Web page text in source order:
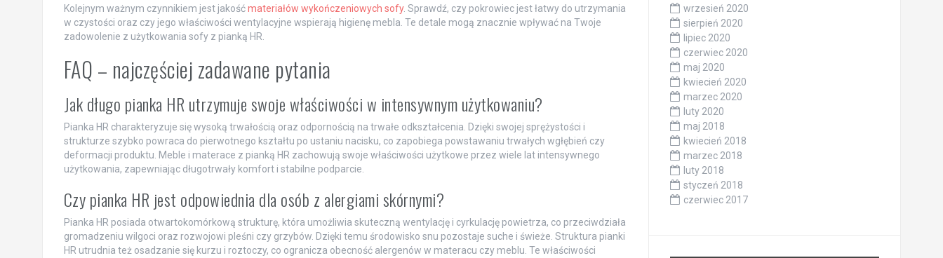
Kolejnym ważnym czynnikiem jest jakośćmateriałów wykończeniowych sofy. Sprawdź, czy pokrowiec jest łatwy do utrzymania
w czystości oraz czy jego właściwości wentylacyjne wspierają higienę mebla. Te detale mogą znacznie wpływać na Twoje
zadowolenie z użytkowania sofy z pianką HR.
FAQ – najczęściej zadawane pytania
Jak długo pianka HR utrzymuje swoje właściwości w intensywnym użytkowaniu?
Pianka HR charakteryzuje się wysoką trwałością oraz odpornością na trwałe odkształcenia. Dzięki swojej sprężystości i
strukturze szybko powraca do pierwotnego kształtu po ustaniu nacisku, co zapobiega powstawaniu trwałych wgłębień czy
deformacji produktu. Meble i materace z pianką HR zachowują swoje właściwości użytkowe przez wiele lat intensywnego
użytkowania, zapewniając długotrwały komfort i stabilne podparcie.
Czy pianka HR jest odpowiednia dla osób z alergiami skórnymi?
Pianka HR posiada otwartokomórkową strukturę, która umożliwia skuteczną wentylację i cyrkulację powietrza, co przeciwdziała
gromadzeniu wilgoci oraz rozwojowi pleśni czy grzybów. Dzięki temu środowisko snu pozostaje suche i świeże. Struktura pianki
HR utrudnia też osadzanie się kurzu i roztoczy, co ogranicza obecność alergenów w materacu czy meblu. Te właściwości
wrzesień 2020
sierpień 2020
lipiec 2020
czerwiec 2020
maj 2020
kwiecień 2020
marzec 2020
luty 2020
maj 2018
kwiecień 2018
marzec 2018
luty 2018
styczeń 2018
czerwiec 2017